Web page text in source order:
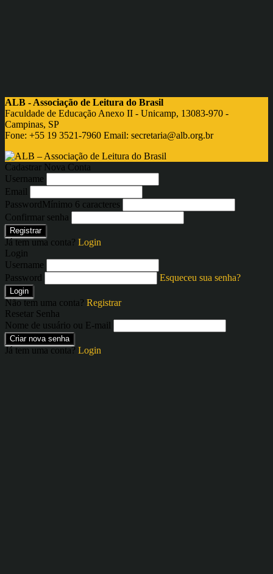
ALB - Associação de Leitura do Brasil
Faculdade de Educação Anexo II - Unicamp, 13083-970 -
Campinas, SP
Fone: +55 19 3521-7960 Email: secretaria@alb.org.br
Cadastrar Nova Conta
Username
Email
PasswordMínimo 6 caracteres
Confirmar senha
Registrar
Já tem uma conta? Login
Login
Username
Password
Esqueceu sua senha?
Login
Não tem uma conta? Registrar
Resetar Senha
Nome de usuário ou E-mail
Criar nova senha
Já tem uma conta? Login